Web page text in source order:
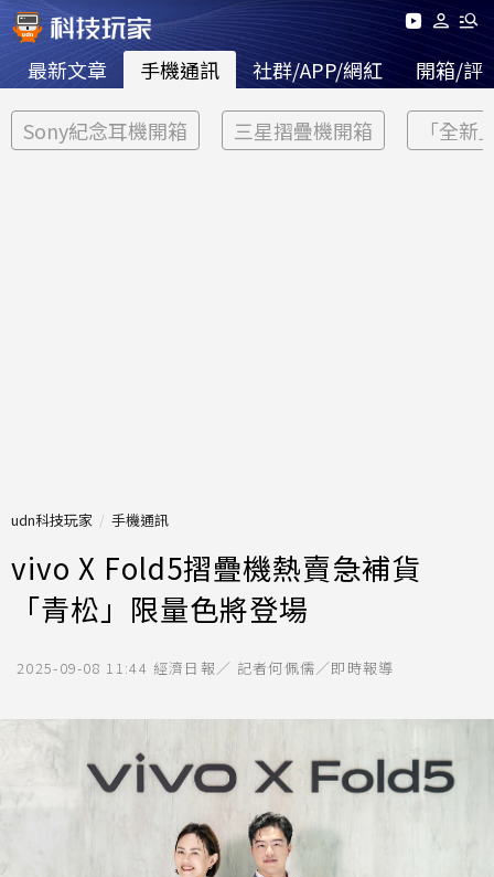
最新文章 手機通訊 社群/APP/網紅 開箱/評
Sony紀念耳機開箱 三星摺疊機開箱 「全新
udn科技玩家 手機通訊
vivo X Fold5摺疊機熱賣急補貨
「青松」限量色將登場
2025-09-08 11:44 經濟日報／ 記者何佩儒／即時報導